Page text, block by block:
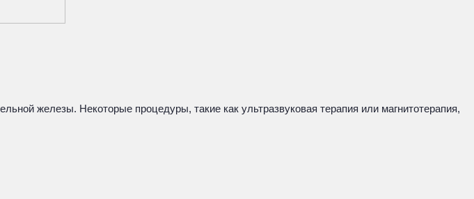
железы. Некоторые процедуры, такие как ультразвуковая терапия или магнитотерапия,